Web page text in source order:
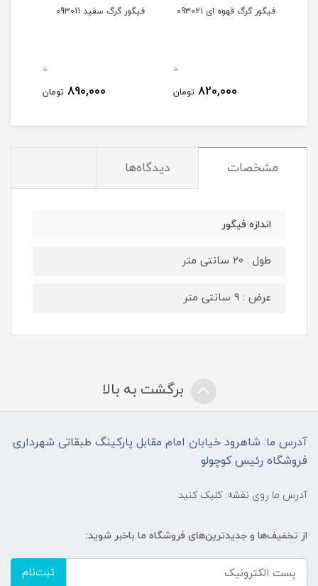
فیگور گرگ قهوه ای 093021
0
820,000 تومان
فیگور گرگ سفید 093011
0
890,000 تومان
مشخصات دیدگاه‌ها
اندازه فیگور
طول : 20 سانتی متر
عرض : 9 سانتی متر
برگشت به بالا
آدرس ما: شاهرود خیابان امام مقابل پارکینگ طبقاتی شهرداری
فروشگاه رئیس کوچولو
آدرس ما روی نقشه: کلیک کنید
از تخفیف‌ها و جدیدترین‌های فروشگاه ما باخبر شوید:
ثبت‌نام